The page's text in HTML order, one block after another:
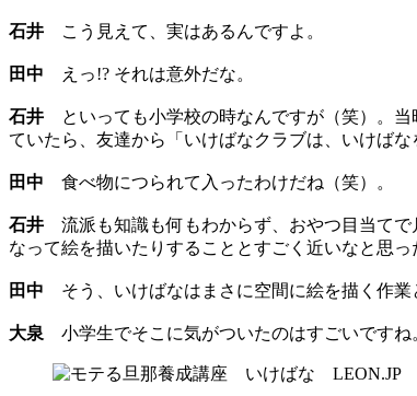
石井 こう見えて、実はあるんですよ。
田中 えっ!? それは意外だな。
石井 といっても小学校の時なんですが（笑）。当
ていたら、友達から「いけばなクラブは、いけば
田中 食べ物につられて入ったわけだね（笑）。
石井 流派も知識も何もわからず、おやつ目当てで
なって絵を描いたりすることとすごく近いなと思っ
田中 そう、いけばなはまさに空間に絵を描く作業
大泉 小学生でそこに気がついたのはすごいですね